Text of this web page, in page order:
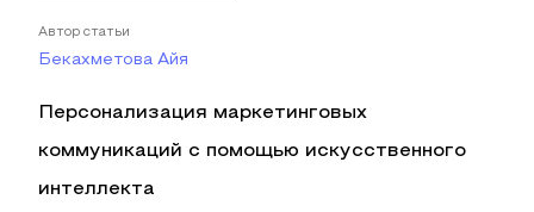
Автор статьи
Бекахметова Айя
Персонализация маркетинговых
коммуникаций с помощью искусственного
интеллекта